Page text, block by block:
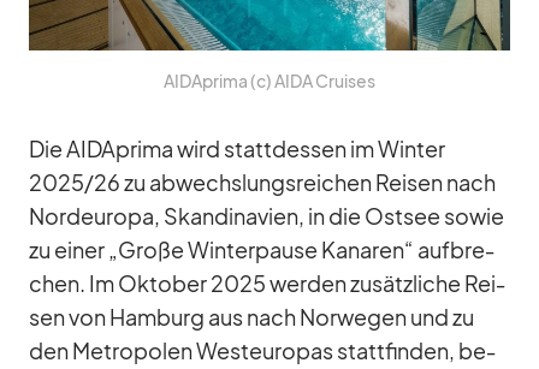
AID­A­prima (c) AIDA Crui­ses
Die AID­A­prima wird statt­des­sen im Win­ter
2025/​26 zu ab­wechs­lungs­rei­chen Rei­sen nach
Nord­eu­ropa, Skan­di­na­vien, in die Ost­see so­wie
zu ei­ner „Große Win­ter­pause Ka­na­ren“ auf­bre­
chen. Im Ok­to­ber 2025 wer­den zu­sätz­li­che Rei­
sen von Ham­burg aus nach Nor­we­gen und zu
den Me­tro­po­len West­eu­ro­pas statt­fin­den, be­